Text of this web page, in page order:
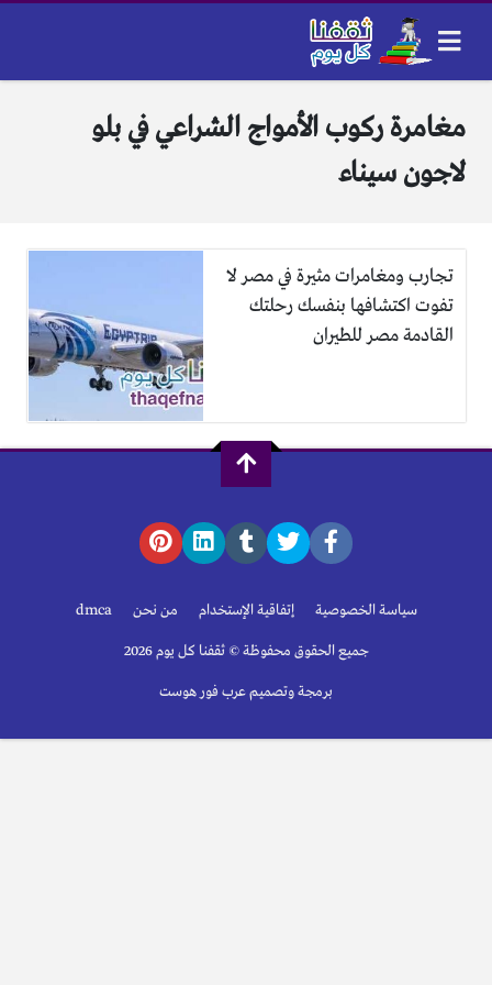
مغامرة ركوب الأمواج الشراعي في بلو
لاجون سيناء
تجارب ومغامرات مثيرة في مصر لا
تفوت اكتشافها بنفسك رحلتك
القادمة مصر للطيران
سياسة الخصوصية إتفاقية الإستخدام من نحن dmca
جميع الحقوق محفوظة © ثقفنا كل يوم 2026
برمجة وتصميم عرب فور هوست